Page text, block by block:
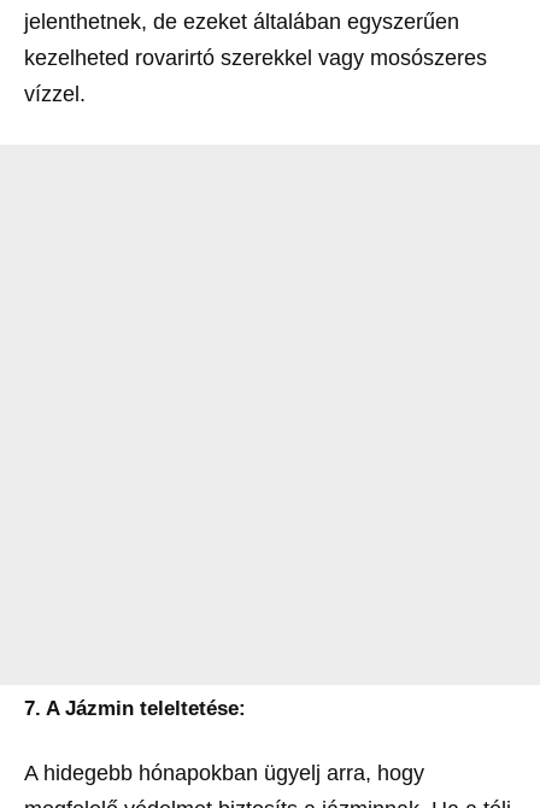
jelenthetnek, de ezeket általában egyszerűen
kezelheted rovarirtó szerekkel vagy mosószeres
vízzel.
7. A Jázmin teleltetése:
A hidegebb hónapokban ügyelj arra, hogy